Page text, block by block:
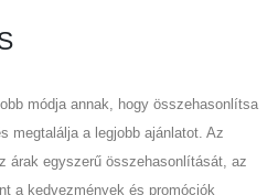
módja annak, hogy összehasonlítsa
megtalálja a legjobb ajánlatot. Az
árak egyszerű összehasonlítását, az
a kedvezmények és promóciók